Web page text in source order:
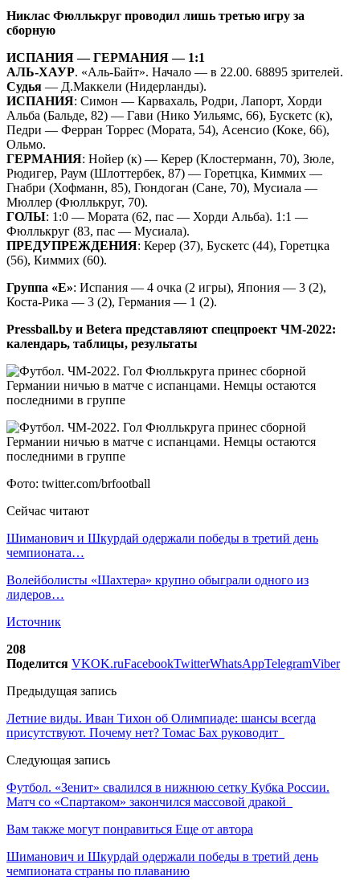
Никлас Фюллькруг проводил лишь третью игру за
сборную
ИСПАНИЯ — ГЕРМАНИЯ — 1:1
АЛЬ-ХАУР. «Аль-Байт». Начало — в 22.00. 68895 зрителей.
Судья — Д.Маккели (Нидерланды).
ИСПАНИЯ: Симон — Карвахаль, Родри, Лапорт, Хорди
Альба (Бальде, 82) — Гави (Нико Уильямс, 66), Бускетс (к),
Педри — Ферран Торрес (Мората, 54), Асенсио (Коке, 66),
Ольмо.
ГЕРМАНИЯ: Нойер (к) — Керер (Клостерманн, 70), Зюле,
Рюдигер, Раум (Шлоттербек, 87) — Горетцка, Киммих —
Гнабри (Хофманн, 85), Гюндоган (Сане, 70), Мусиала —
Мюллер (Фюллькруг, 70).
ГОЛЫ: 1:0 — Мората (62, пас — Хорди Альба). 1:1 —
Фюллькруг (83, пас — Мусиала).
ПРЕДУПРЕЖДЕНИЯ: Керер (37), Бускетс (44), Горетцка
(56), Киммих (60).
Группа «Е»: Испания — 4 очка (2 игры), Япония — 3 (2),
Коста-Рика — 3 (2), Германия — 1 (2).
Pressball.by и Betera представляют спецпроект ЧМ-2022:
календарь, таблицы, результаты
Фото: twitter.com/brfootball
Сейчас читают
Шиманович и Шкурдай одержали победы в третий день
чемпионата…
Волейболисты «Шахтера» крупно обыграли одного из
лидеров…
Источник
208
Поделится VKOK.ruFacebookTwitterWhatsAppTelegramViber
Предыдущая запись
Летние виды. Иван Тихон об Олимпиаде: шансы всегда
присутствуют. Почему нет? Томас Бах руководит
Следующая запись
Футбол. «Зенит» свалился в нижнюю сетку Кубка России.
Матч со «Спартаком» закончился массовой дракой
Вам также могут понравиться Еще от автора
Шиманович и Шкурдай одержали победы в третий день
чемпионата страны по плаванию